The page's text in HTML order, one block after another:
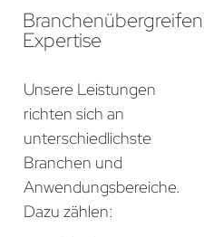
Expertise
Unsere Leistungen
richten sich an
unterschiedlichste
Branchen und
Anwendungsbereiche.
Dazu zählen: